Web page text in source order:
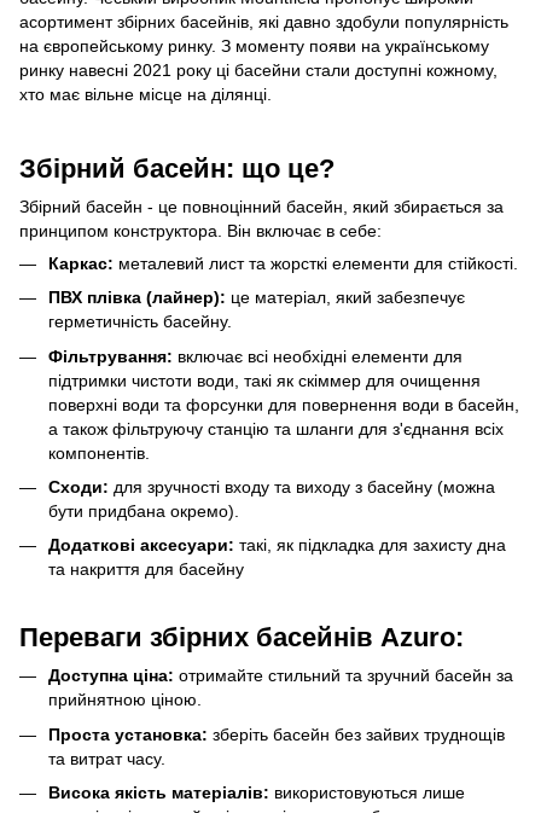
асортимент збірних басейнів, які давно здобули популярність
на європейському ринку. З моменту появи на українському
ринку навесні 2021 року ці басейни стали доступні кожному,
хто має вільне місце на ділянці.
Збірний басейн: що це?
Збірний басейн - це повноцінний басейн, який збирається за
принципом конструктора. Він включає в себе:
Каркас: металевий лист та жорсткі елементи для стійкості.
ПВХ плівка (лайнер): це матеріал, який забезпечує
герметичність басейну.
Фільтрування: включає всі необхідні елементи для
підтримки чистоти води, такі як скіммер для очищення
поверхні води та форсунки для повернення води в басейн,
а також фільтруючу станцію та шланги для з'єднання всіх
компонентів.
Сходи: для зручності входу та виходу з басейну (можна
бути придбана окремо).
Додаткові аксесуари: такі, як підкладка для захисту дна
та накриття для басейну
Переваги збірних басейнів Azuro:
Доступна ціна: отримайте стильний та зручний басейн за
прийнятною ціною.
Проста установка: зберіть басейн без зайвих труднощів
та витрат часу.
Висока якість матеріалів: використовуються лише